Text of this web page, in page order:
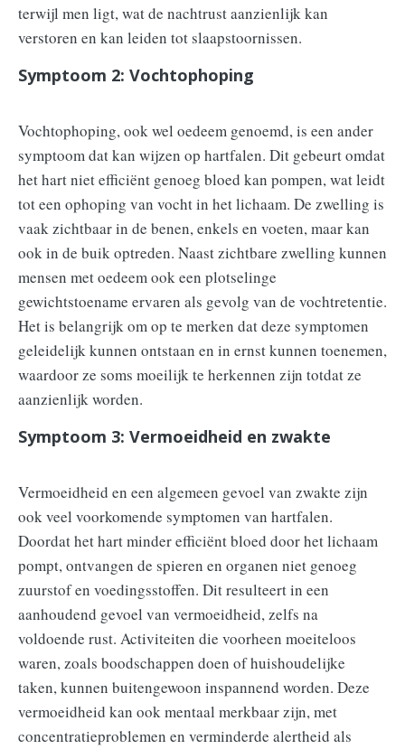
terwijl men ligt, wat de nachtrust aanzienlijk kan
verstoren en kan leiden tot slaapstoornissen.
Symptoom 2: Vochtophoping
Vochtophoping, ook wel oedeem genoemd, is een ander
symptoom dat kan wijzen op hartfalen. Dit gebeurt omdat
het hart niet efficiënt genoeg bloed kan pompen, wat leidt
tot een ophoping van vocht in het lichaam. De zwelling is
vaak zichtbaar in de benen, enkels en voeten, maar kan
ook in de buik optreden. Naast zichtbare zwelling kunnen
mensen met oedeem ook een plotselinge
gewichtstoename ervaren als gevolg van de vochtretentie.
Het is belangrijk om op te merken dat deze symptomen
geleidelijk kunnen ontstaan en in ernst kunnen toenemen,
waardoor ze soms moeilijk te herkennen zijn totdat ze
aanzienlijk worden.
Symptoom 3: Vermoeidheid en zwakte
Vermoeidheid en een algemeen gevoel van zwakte zijn
ook veel voorkomende symptomen van hartfalen.
Doordat het hart minder efficiënt bloed door het lichaam
pompt, ontvangen de spieren en organen niet genoeg
zuurstof en voedingsstoffen. Dit resulteert in een
aanhoudend gevoel van vermoeidheid, zelfs na
voldoende rust. Activiteiten die voorheen moeiteloos
waren, zoals boodschappen doen of huishoudelijke
taken, kunnen buitengewoon inspannend worden. Deze
vermoeidheid kan ook mentaal merkbaar zijn, met
concentratieproblemen en verminderde alertheid als